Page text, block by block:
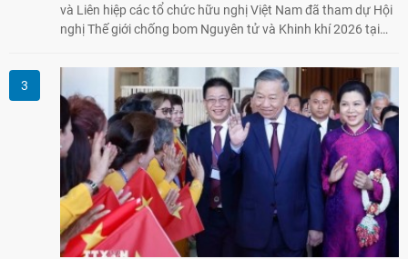
và Liên hiệp các tổ chức hữu nghị Việt Nam đã tham dự Hội
nghị Thế giới chống bom Nguyên tử và Khinh khí 2026 tại
đồng hành cùng với phong trào hoà bình của nhân dân
Nhật Bản và thế giới ủng hộ giải trừ vũ khí hạt nhân của Việt
Nam.